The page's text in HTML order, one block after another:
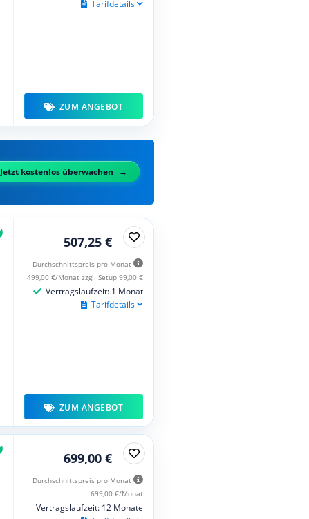
Tarifdetails
ZUM ANGEBOT
Jetzt kostenlos überwachen
507,25 €
Durchschnittspreis pro Monat
499,00 €/Monat zzgl. Setup 99,00 €
Vertragslaufzeit: 1 Monat
Tarifdetails
ZUM ANGEBOT
699,00 €
Durchschnittspreis pro Monat
699,00 €/Monat
Vertragslaufzeit: 12 Monate